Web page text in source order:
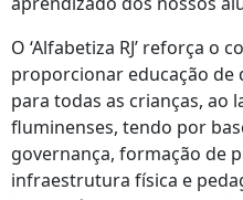
O ‘Alfabetiza RJ’ reforça o
proporcionar educação de
para todas as crianças, ao
fluminenses, tendo por
governança, formação de
infraestrutura física e